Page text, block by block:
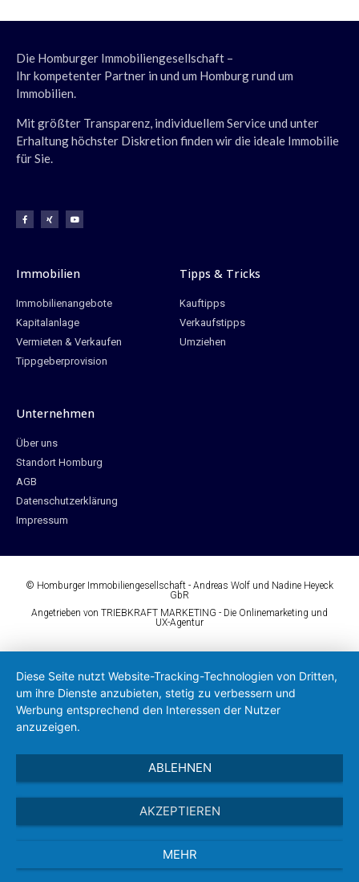
Die Homburger Immobiliengesellschaft –
Ihr kompetenter Partner in und um Homburg rund um
Immobilien.
Mit größter Transparenz, individuellem Service und unter
Erhaltung höchster Diskretion finden wir die ideale Immobilie
für Sie.
Immobilien
Immobilienangebote
Kapitalanlage
Vermieten & Verkaufen
Tippgeberprovision
Tipps & Tricks
Kauftipps
Verkaufstipps
Umziehen
Unternehmen
Über uns
Standort Homburg
AGB
Datenschutzerklärung
Impressum
© Homburger Immobiliengesellschaft - Andreas Wolf und Nadine Heyeck
GbR
Angetrieben von TRIEBKRAFT MARKETING - Die Onlinemarketing und
UX-Agentur
Diese Seite nutzt Website-Tracking-Technologien von Dritten,
um ihre Dienste anzubieten, stetig zu verbessern und
Werbung entsprechend den Interessen der Nutzer
anzuzeigen.
ABLEHNEN
AKZEPTIEREN
MEHR